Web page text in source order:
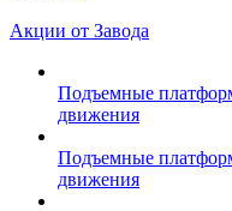
Акции от Завода
Подъемные
движения
Подъемные
движения